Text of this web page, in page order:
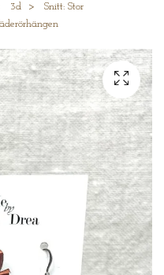
3d
Snitt: Stor